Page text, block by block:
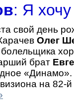
: Я
свой день
Олег
брат
на 82-